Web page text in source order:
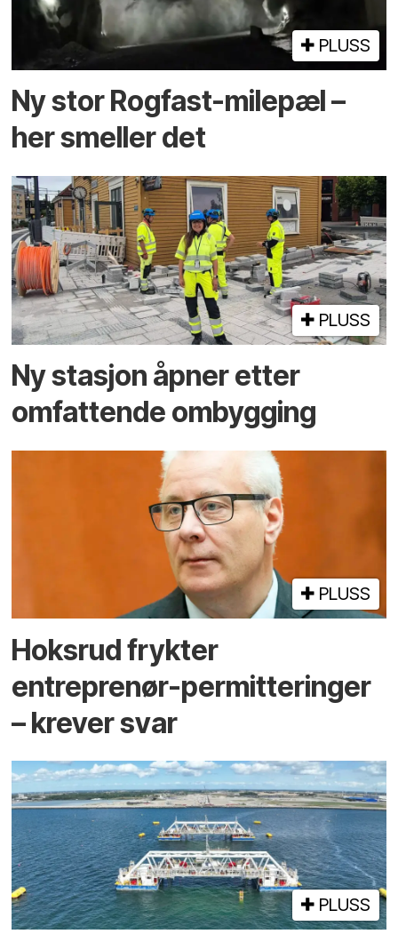
PLUSS
Ny stor Rogfast-milepæl –
her smeller det
PLUSS
Ny stasjon åpner etter
omfattende ombygging
PLUSS
Hoksrud frykter
entreprenør-permitteringer
– krever svar
PLUSS